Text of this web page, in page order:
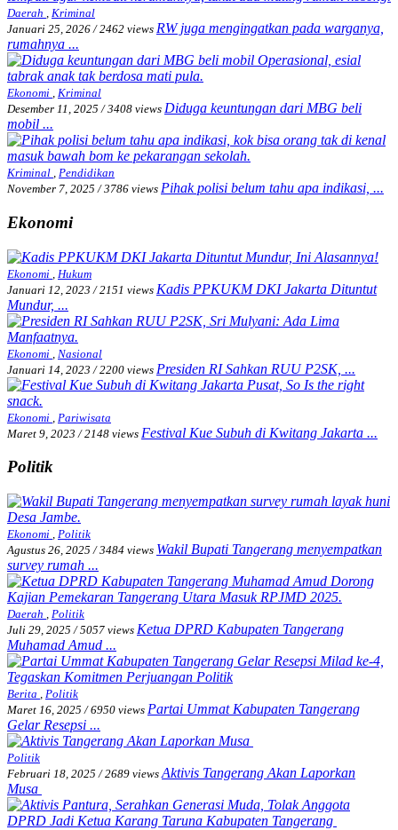
Daerah , Kriminal
Januari 25, 2026 / 2462 views RW juga mengingatkan pada warganya,
rumahnya ...
Ekonomi , Kriminal
Desember 11, 2025 / 3408 views Diduga keuntungan dari MBG beli
mobil ...
Kriminal , Pendidikan
November 7, 2025 / 3786 views Pihak polisi belum tahu apa indikasi, ...
Ekonomi
Ekonomi
Hukum
Januari 12, 2023 / 2151 views Kadis PPKUKM DKI Jakarta Dituntut
Mundur, ...
Ekonomi
Nasional
Januari 14, 2023 / 2200 views Presiden RI Sahkan RUU P2SK, ...
Ekonomi
Pariwisata
Maret 9, 2023 / 2148 views Festival Kue Subuh di Kwitang Jakarta ...
Politik
Ekonomi , Politik
Agustus 26, 2025 / 3484 views Wakil Bupati Tangerang menyempatkan
survey rumah ...
Daerah , Politik
Juli 29, 2025 / 5057 views Ketua DPRD Kabupaten Tangerang
Muhamad Amud ...
Berita , Politik
Maret 16, 2025 / 6950 views Partai Ummat Kabupaten Tangerang
Gelar Resepsi ...
Politik
Februari 18, 2025 / 2689 views Aktivis Tangerang Akan Laporkan
Musa